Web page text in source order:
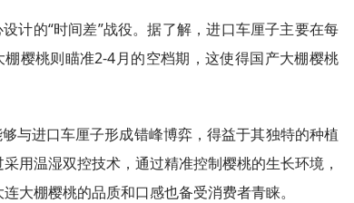
计的“时间差”战役。据了解，进口车厘子主要在每
樱桃则瞄准2-4月的空档期，这使得国产大棚樱桃
与进口车厘子形成错峰博弈，得益于其独特的种植
用温湿双控技术，通过精准控制樱桃的生长环境，
大棚樱桃的品质和口感也备受消费者青睐。